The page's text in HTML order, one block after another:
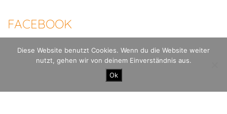
FACEBOOK
100 Meilen Berlin - Der Mauerweglauf |
Datenschutzerklärung
Diese Website benutzt Cookies. Wenn du die Website weiter
nutzt, gehen wir von deinem Einverständnis aus.
Ok